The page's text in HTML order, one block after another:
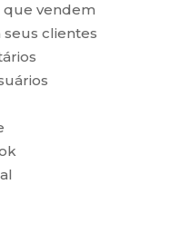
que vendem
seus clientes